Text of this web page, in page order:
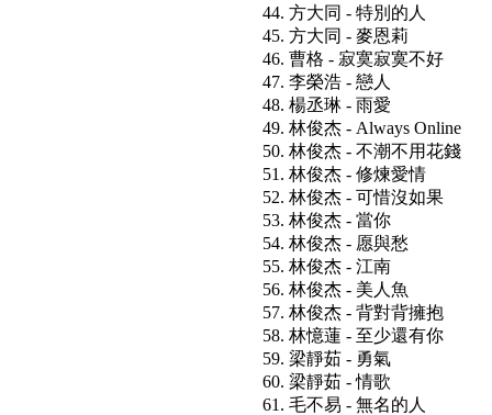
44. 方大同 - 特別的人
45. 方大同 - 麥恩莉
46. 曹格 - 寂寞寂寞不好
47. 李榮浩 - 戀人
48. 楊丞琳 - 雨愛
49. 林俊杰 - Always Online
50. 林俊杰 - 不潮不用花錢
51. 林俊杰 - 修煉愛情
52. 林俊杰 - 可惜沒如果
53. 林俊杰 - 當你
54. 林俊杰 - 愿與愁
55. 林俊杰 - 江南
56. 林俊杰 - 美人魚
57. 林俊杰 - 背對背擁抱
58. 林憶蓮 - 至少還有你
59. 梁靜茹 - 勇氣
60. 梁靜茹 - 情歌
61. 毛不易 - 無名的人